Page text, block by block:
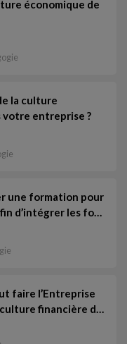
économique de
la culture
votre entreprise ?
une formation pour
d’intégrer les fo…
faire l’Entreprise
financière d…